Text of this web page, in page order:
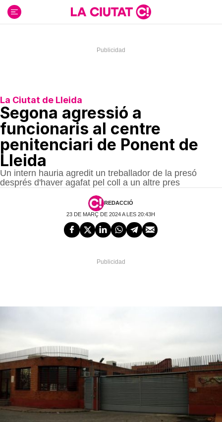
contenido
La Ciutat de Lleida
Segona agressió a
funcionaris al centre
penitenciari de Ponent de
Lleida
Un intern hauria agredit un treballador de la presó
després d'haver agafat pel coll a un altre pres
REDACCIÓ
23 DE MARÇ DE 2024 A LES 20:43H